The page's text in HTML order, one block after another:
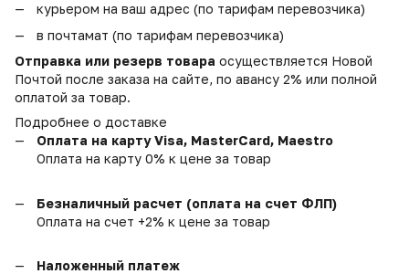
курьером на ваш адрес (по тарифам перевозчика)
в почтамат (по тарифам перевозчика)
Отправка или резерв товара осуществляется Новой
Почтой после заказа на сайте, по авансу 2% или полной
оплатой за товар.
Подробнее о доставке
Оплата на карту Visa, MasterCard, Maestro
Оплата на карту 0% к цене за товар
Безналичный расчет (оплата на счет ФЛП)
Оплата на счет +2% к цене за товар
Наложенный платеж